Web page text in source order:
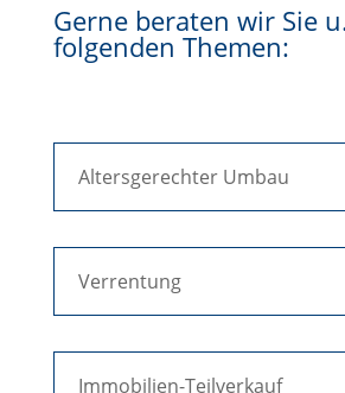
Gerne beraten wir Sie
folgenden Themen:
Altersgerechter Umbau
Verrentung
Immobilien-Teilverkauf